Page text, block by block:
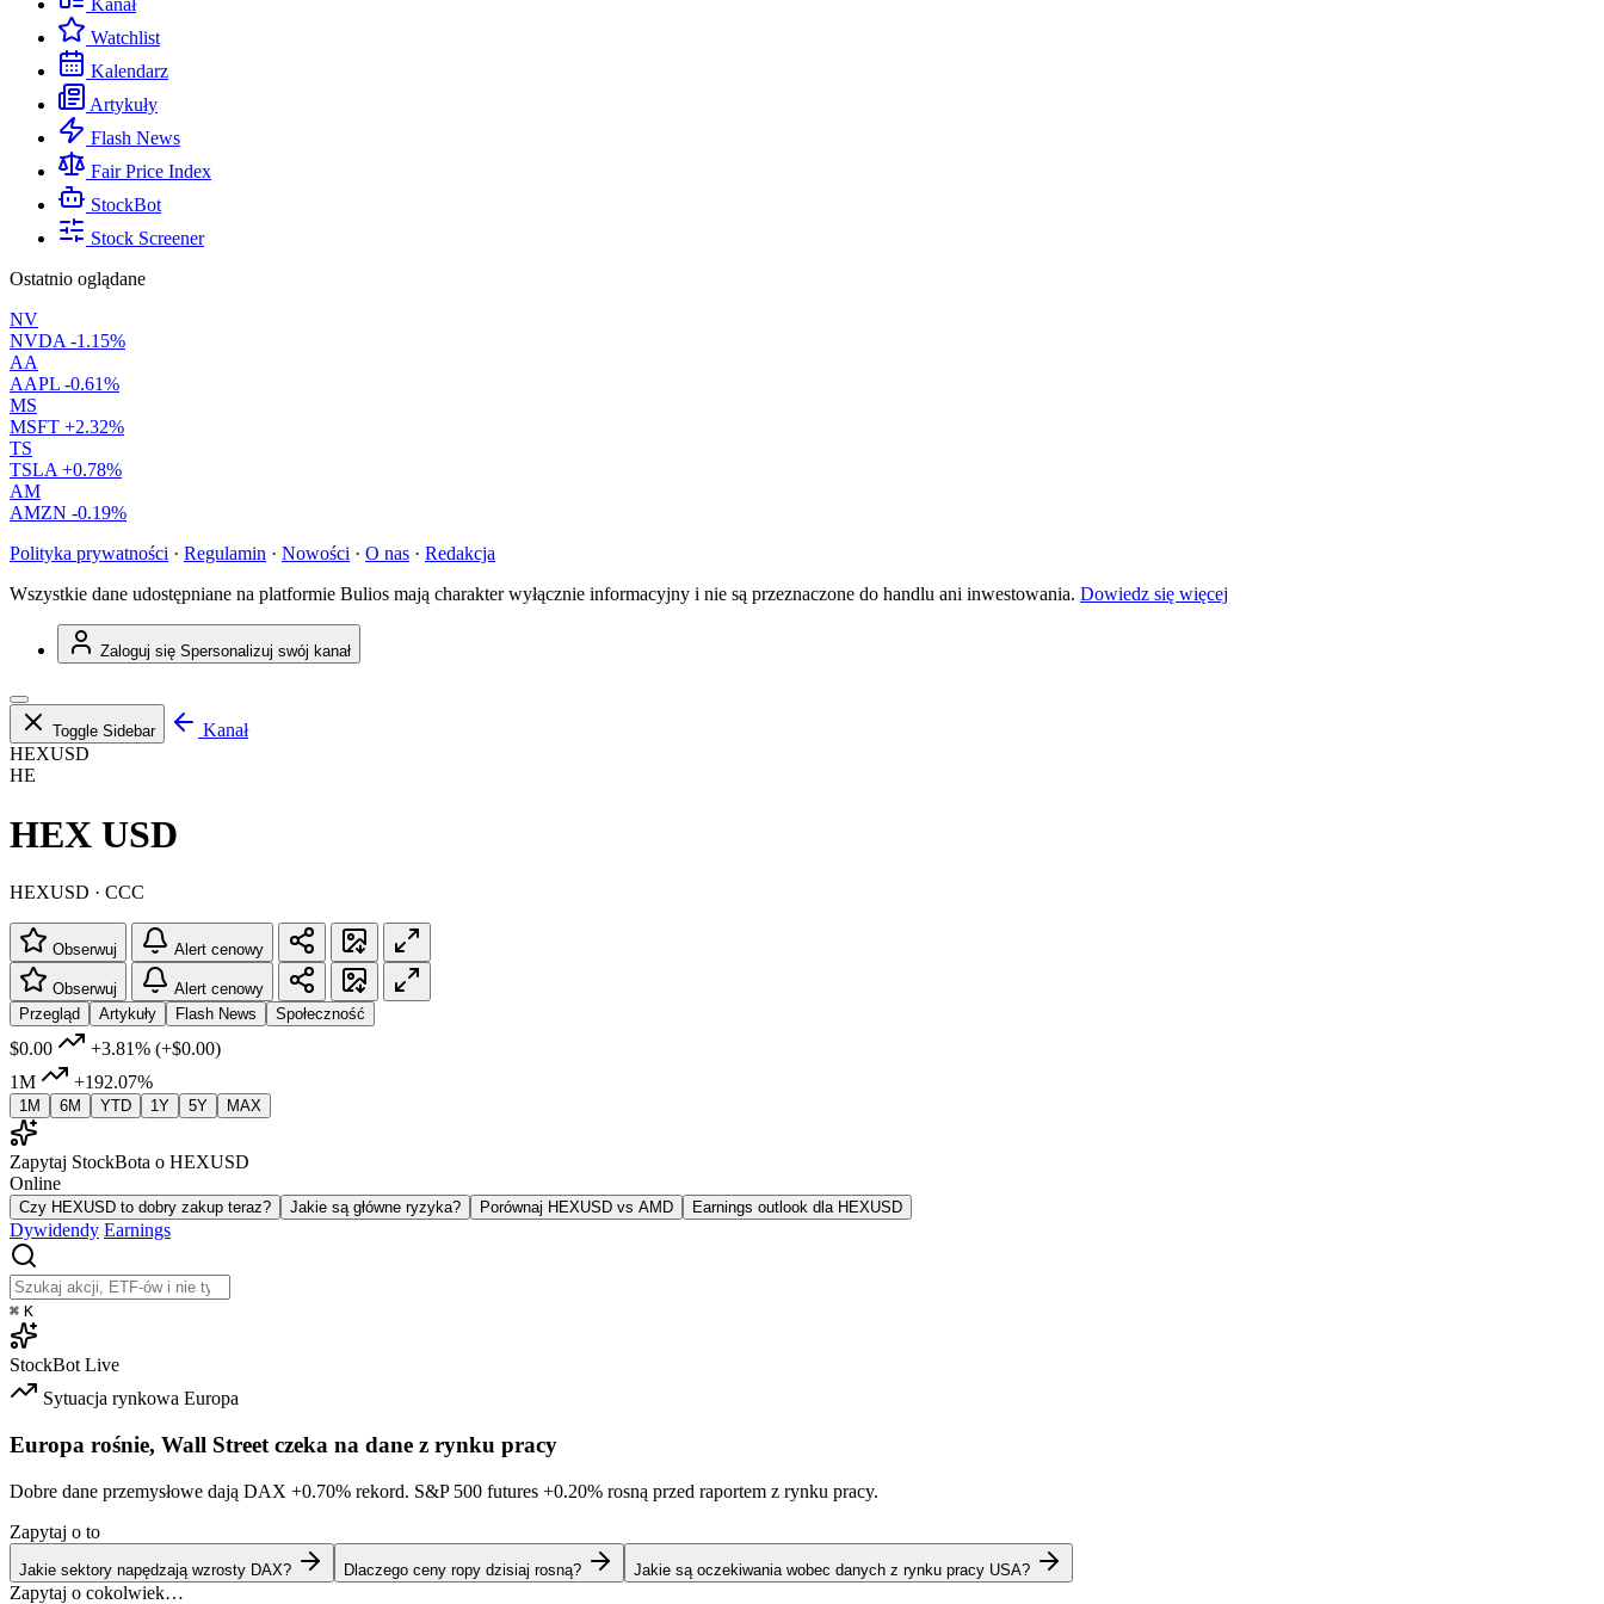
Kanał
Watchlist
Kalendarz
Artykuły
Flash News
Fair Price Index
StockBot
Stock Screener
Ostatnio oglądane
NV
NVDA -1.15%
AA
AAPL -0.61%
MS
MSFT +2.32%
TS
TSLA +0.78%
AM
AMZN -0.19%
Polityka prywatności · Regulamin · Nowości · O nas · Redakcja
Wszystkie dane udostępniane na platformie Bulios mają charakter wyłącznie informacyjny i nie są przeznaczone do handlu ani inwestowania. Dowiedz się więcej
Zaloguj się Spersonalizuj swój kanał
Toggle Sidebar
Kanał
HEXUSD
HE
HEX USD
HEXUSD · CCC
Obserwuj Alert cenowy
Obserwuj
Alert cenowy
Przegląd
Artykuły Flash News Społeczność
$0.00 +3.81% (+$0.00)
1M
+192.07%
1M 6M YTD 1Y 5Y MAX
Zapytaj StockBota o HEXUSD
Online
Czy HEXUSD to dobry zakup teraz? Jakie są główne ryzyka? Porównaj HEXUSD vs AMD Earnings outlook dla HEXUSD
Dywidendy Earnings
⌘ K
StockBot Live
Sytuacja rynkowa Europa
Europa rośnie, Wall Street czeka na dane z rynku pracy
Dobre dane przemysłowe dają DAX +0.70% rekord. S&P 500 futures +0.20% rosną przed raportem z rynku pracy.
Zapytaj o to
Jakie sektory napędzają wzrosty DAX? Dlaczego ceny ropy dzisiaj rosną? Jakie są oczekiwania wobec danych z rynku pracy USA?